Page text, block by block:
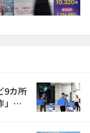
9カ所
」の